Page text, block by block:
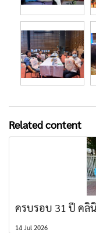
Related content
ครบรอบ 31 ปี คลิ
14 Jul 2026